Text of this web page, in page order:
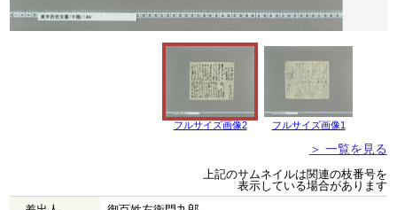
フルサイズ画像2 フルサイズ画像1
＞ 一覧を見る
上記のサムネイルは関連の枝番号を
表示している場合があります